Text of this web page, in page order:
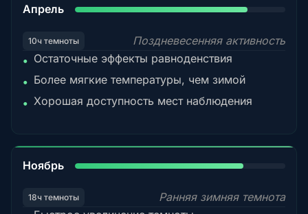
Апрель
10ч темноты
Поздневесенняя активность
• Остаточные эффекты равноденствия
• Более мягкие температуры, чем зимой
• Хорошая доступность мест наблюдения
Ноябрь
18ч темноты
Ранняя зимняя темнота